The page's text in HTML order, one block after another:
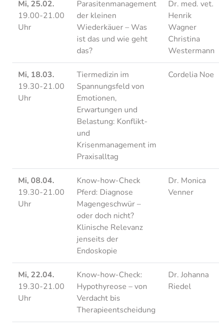
Mi, 25.02.
19.00-21.00
Uhr
Parasitenmanagement
der kleinen
Wiederkäuer – Was
ist das und wie geht
das?
Dr. med. vet.
Henrik
Wagner
Christina
Westermann
Mi, 18.03.
19.30-21.00
Uhr
Tiermedizin im
Spannungsfeld von
Emotionen,
Erwartungen und
Belastung: Konflikt-
und
Krisenmanagement im
Praxisalltag
Cordelia Noe
Mi, 08.04.
19.30-21.00
Uhr
Know-how-Check
Pferd: Diagnose
Magengeschwür –
oder doch nicht?
Klinische Relevanz
jenseits der
Endoskopie
Dr. Monica
Venner
Mi, 22.04.
19.30-21.00
Uhr
Know-how-Check:
Hypothyreose – von
Verdacht bis
Therapieentscheidung
Dr. Johanna
Riedel